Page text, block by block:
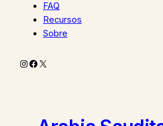
FAQ
Recursos
Sobre
Instagram
Facebook
X